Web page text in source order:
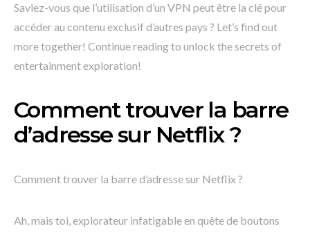
Saviez-vous que l’utilisation d’un VPN peut être la clé pour
accéder au contenu exclusif d’autres pays ? Let’s find out
more together! Continue reading to unlock the secrets of
entertainment exploration!
Comment trouver la barre
d’adresse sur Netflix ?
Comment trouver la barre d’adresse sur Netflix ?
Ah, mais toi, explorateur infatigable en quête de boutons